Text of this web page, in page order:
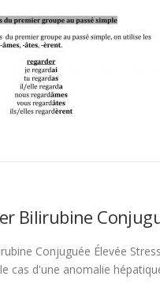
Bilirubine
Conjuguée Élevée
cas d'une anomalie